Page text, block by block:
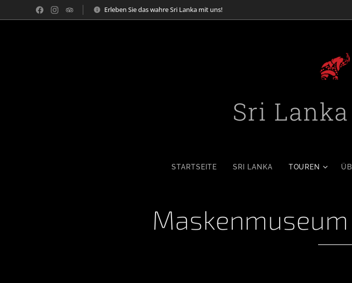
Erleben Sie das wahre Sri Lanka mit uns!
Sri
STARTSEITE SRI LANKA TOUREN